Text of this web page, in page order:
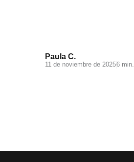
Paula C.
11 de noviembre de 20256 min.